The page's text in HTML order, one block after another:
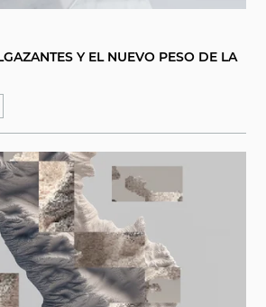
Y EL NUEVO PESO DE LA